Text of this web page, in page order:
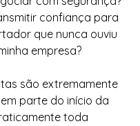
confiança para
que nunca ouviu
empresa?
são extremamente
parte do início da
toda